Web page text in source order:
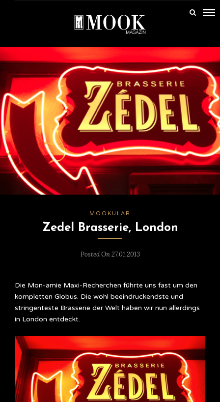
MOOKULAR
Zedel Brasserie, London
Posted On 27.01.2013
Die Mon-amie Maxi-Recherchen führte uns fast um den
kompletten Globus. Die wohl beeindruckendste und
stringenteste Brasserie der Welt haben wir nun allerdings
in London entdeckt.